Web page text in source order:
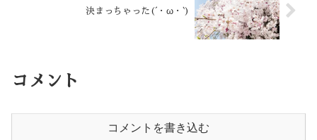
決まっちゃった(´・ω・`)
コメント
コメントを書き込む